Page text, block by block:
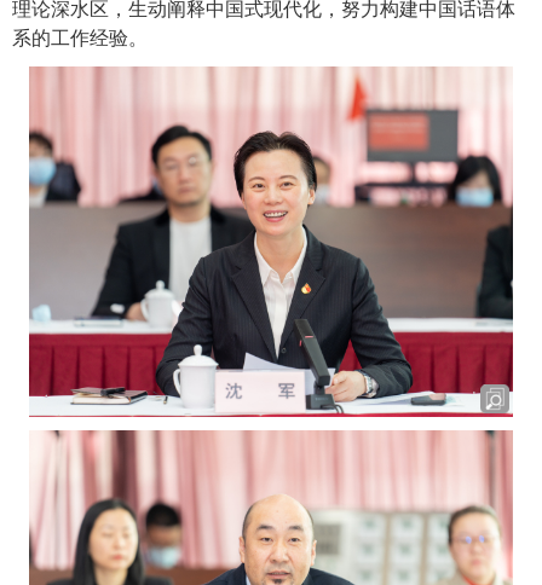
理论深水区，生动阐释中国式现代化，努力构建中国话语体
系的工作经验。